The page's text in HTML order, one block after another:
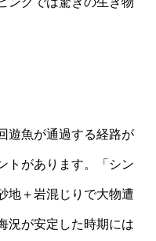
遊魚が通過する経路が
トがあります。「シン
地＋岩混じりで大物遭
況が安定した時期には